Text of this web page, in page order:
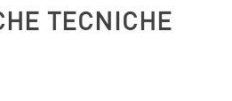
TECNICHE